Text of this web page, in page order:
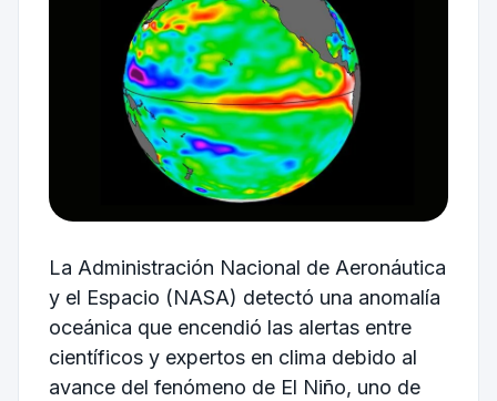
La Administración Nacional de Aeronáutica
y el Espacio (NASA) detectó una anomalía
oceánica que encendió las alertas entre
científicos y expertos en clima debido al
avance del fenómeno de El Niño, uno de